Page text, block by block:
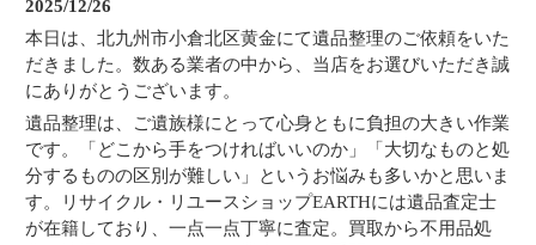
2025/12/26
本日は、北九州市小倉北区黄金にて遺品整理のご依頼をいた
だきました。数ある業者の中から、当店をお選びいただき誠
にありがとうございます。
遺品整理は、ご遺族様にとって心身ともに負担の大きい作業
です。「どこから手をつければいいのか」「大切なものと処
分するものの区別が難しい」というお悩みも多いかと思いま
す。リサイクル・リユースショップEARTHには遺品査定士
が在籍しており、一点一点丁寧に査定。買取から不用品処